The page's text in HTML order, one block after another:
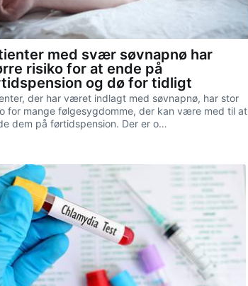
med svær søvnapnø har
risiko for at ende på
og dø for tidligt
der har været indlagt med søvnapnø, har stor
for mange følgesygdomme, der kan være med til at
dem på førtidspension. Der er o…